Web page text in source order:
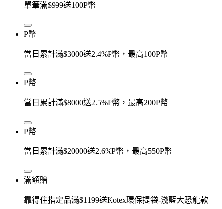
單筆滿$999送100P幣
P幣
當日累計滿$3000送2.4%P幣，最高100P幣
P幣
當日累計滿$8000送2.5%P幣，最高200P幣
P幣
當日累計滿$20000送2.6%P幣，最高550P幣
滿額贈
靠得住指定品滿$1199送Kotex環保提袋-淺藍大恐龍款